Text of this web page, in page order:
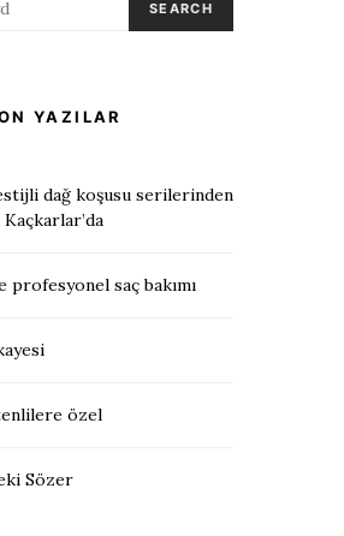
SEARCH
YAZILAR
dağ koşusu serilerinden
profesyonel saç bakımı
özel
Sözer